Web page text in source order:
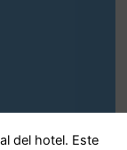
del hotel. Este